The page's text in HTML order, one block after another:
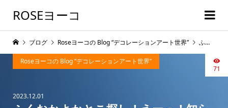
ROSEヨーコ
2023.12.01
Roseヨーコの Blog “デコレーションアート世界”
71
ブログ Roseヨーコの Blog “デコレーションアート世界” ふくおかよかとこ探し！えーっ！知らなかったｗこんな近くに遺跡があるなんて！